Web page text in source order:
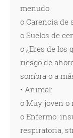
menudo.
o Carencia de
o Suelos de
o ¿Eres de los
riesgo de
sombra o a
• Animal:
o Muy joven o
o Enfermo:
respiratoria,